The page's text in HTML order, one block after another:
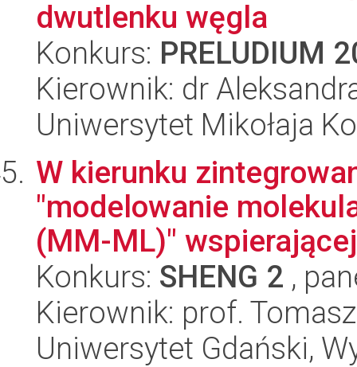
dwutlenku węgla
Konkurs: PRELUDIUM
Kierownik: dr
Uniwersytet Mikołaja
W kierunku
"modelowanie
(MM-ML)"
Konkurs: SHENG 2 ,
Kierownik: prof.
Uniwersytet Gdański,